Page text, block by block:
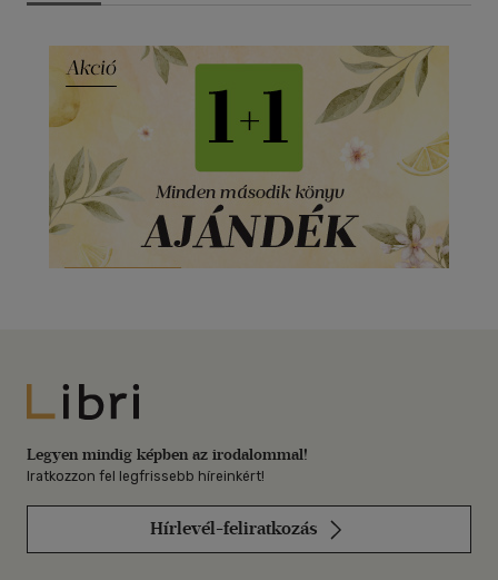
Libri
Legyen mindig képben az irodalommal!
Iratkozzon fel legfrissebb híreinkért!
Hírlevél-feliratkozás